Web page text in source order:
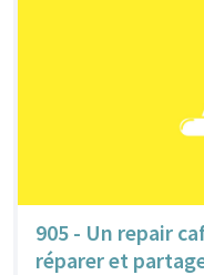
905 - Un repair
réparer et